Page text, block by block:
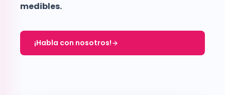
medibles.
¡Habla con nosotros!